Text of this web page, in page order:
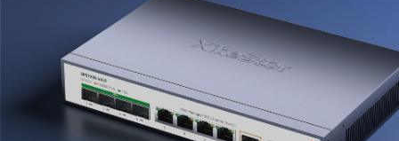
5. 6KV bliksembeveiliging & veelzijdige implementatie
Uitgerust met 6KV bliksembeveiliging en 8KV ESD-
afscherming, zorgt deze 10-gig switch voor een stabiele
werking onder uitdagende omstandigheden. Met
ondersteuning voor zowel desktop- als wandmontage is
het een betrouwbare keuze voor datacenters, kleine